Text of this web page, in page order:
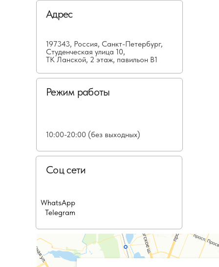
Адрес
197343, Россия, Санкт-Петербург,
Студенческая улица 10,
ТК Ланской, 2 этаж, павильон В1
Режим работы
10:00-20:00 (без выходных)
Соц сети
WhatsApp
Telegram